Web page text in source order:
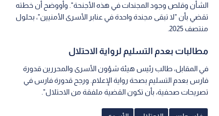
الشأن وقلص وجود المجندات في هذه الأجنحة". وأووضح أن خطته
تقضي بأن "لا تبقى مجندة واحدة في عنابر الأسرى الأمنيين"، بحلول
منتصف 2025.
مطالبات بعدم التسليم لرواية الاحتلال
في المقابل، طالب رئيس هيئة شؤون الأسرى والمحررين قدورة
فارس بعدم التسليم بصحة رواية الإعلام. ورجح قدورة فارس في
تصريحات صحفية، بأن تكون القضية ملفقة من الاحتلال".